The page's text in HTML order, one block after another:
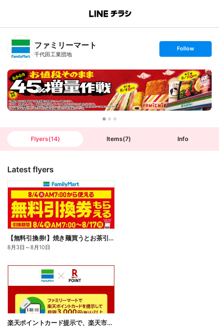
B
n
T
ファミリーマート
千代田工業団地
s
t
o
l
l
o
w
Follow
Flyers(14) Items(7) Info
Latest flyers
【無料引換券!】焼き麺買うとお茶引換券貰える!
8月3日 ～8月10日
楽天ポイントカード提示で、楽天市場でのお買い物がおトクに!